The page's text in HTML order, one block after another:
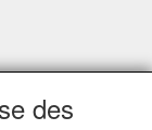
des